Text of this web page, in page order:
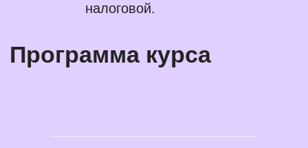
налоговой.